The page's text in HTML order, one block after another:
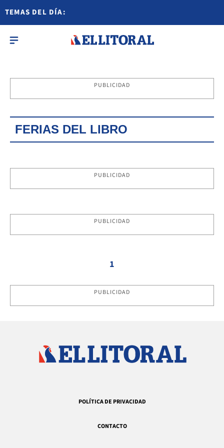
TEMAS DEL DÍA:
PUBLICIDAD
FERIAS DEL LIBRO
PUBLICIDAD
PUBLICIDAD
1
PUBLICIDAD
POLÍTICA DE PRIVACIDAD
CONTACTO